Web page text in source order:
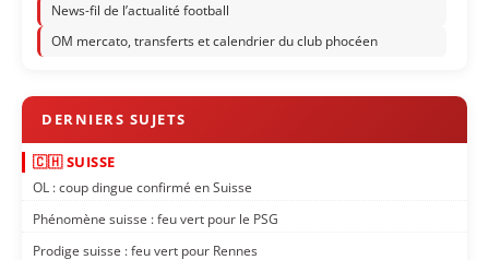
News-fil de l’actualité football
OM mercato, transferts et calendrier du club phocéen
🇨🇭 SUISSE
OL : coup dingue confirmé en Suisse
Phénomène suisse : feu vert pour le PSG
Prodige suisse : feu vert pour Rennes